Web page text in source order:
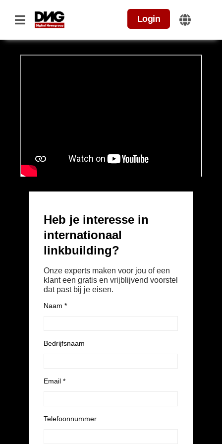
Login
zoekmachines aan te trekken. Maar wat komt er
allemaal bij kijken?